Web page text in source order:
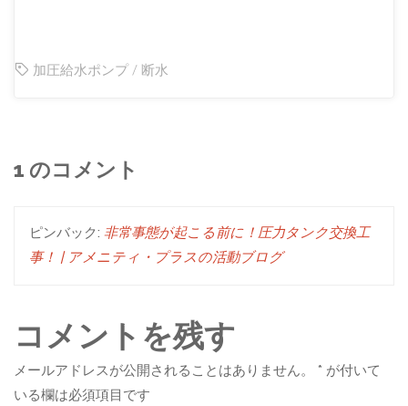
加圧給水ポンプ/ 断水
1 のコメント
ピンバック: 非常事態が起こる前に！圧力タンク交換工
事！ | アメニティ・プラスの活動ブログ
コメントを残す
メールアドレスが公開されることはありません。 * が付いて
いる欄は必須項目です